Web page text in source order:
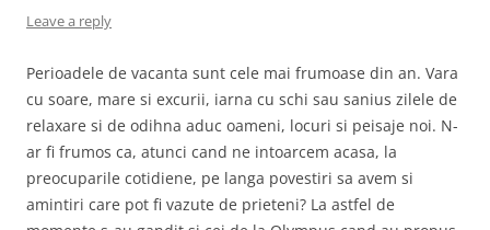
Leave a reply
Perioadele de vacanta sunt cele mai frumoase din an. Vara
cu soare, mare si excurii, iarna cu schi sau sanius zilele de
relaxare si de odihna aduc oameni, locuri si peisaje noi. N-
ar fi frumos ca, atunci cand ne intoarcem acasa, la
preocuparile cotidiene, pe langa povestiri sa avem si
amintiri care pot fi vazute de prieteni? La astfel de